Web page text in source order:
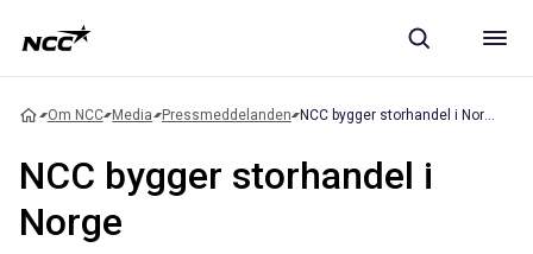
Om NCC Media Pressmeddelanden
NCC bygger storhandel i
Norge